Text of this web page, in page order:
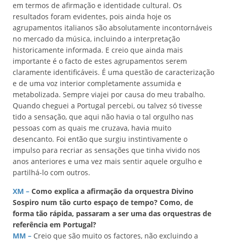
em termos de afirmação e identidade cultural. Os
resultados foram evidentes, pois ainda hoje os
agrupamentos italianos são absolutamente incontornáveis
no mercado da música, incluindo a interpretação
historicamente informada. E creio que ainda mais
importante é o facto de estes agrupamentos serem
claramente identificáveis. É uma questão de caracterização
e de uma voz interior completamente assumida e
metabolizada. Sempre viajei por causa do meu trabalho.
Quando cheguei a Portugal percebi, ou talvez só tivesse
tido a sensação, que aqui não havia o tal orgulho nas
pessoas com as quais me cruzava, havia muito
desencanto. Foi então que surgiu instintivamente o
impulso para recriar as sensações que tinha vivido nos
anos anteriores e uma vez mais sentir aquele orgulho e
partilhá-lo com outros.
XM – Como explica a afirmação da orquestra Divino
Sospiro num tão curto espaço de tempo? Como, de
forma tão rápida, passaram a ser uma das orquestras de
referência em Portugal?
MM – Creio que são muito os factores, não excluindo a